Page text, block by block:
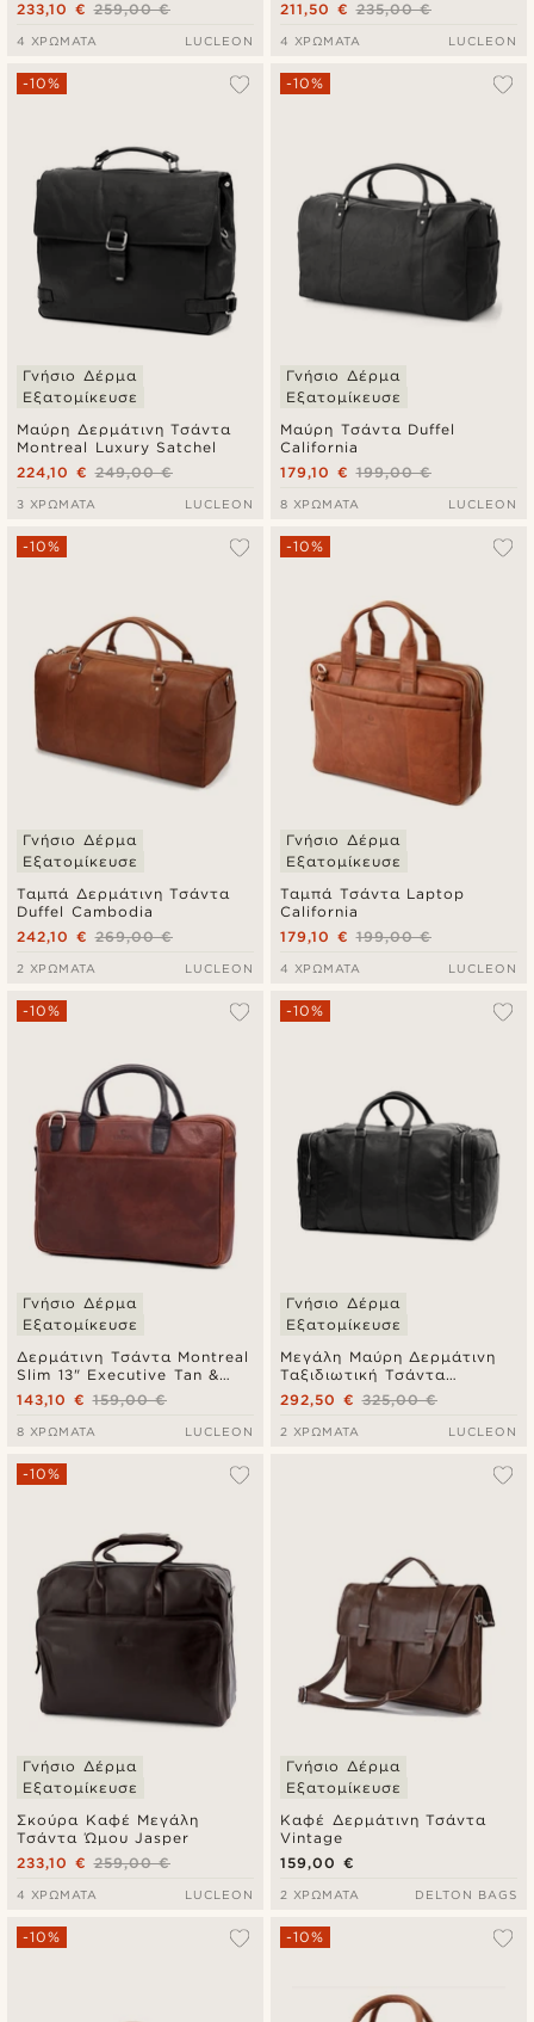
259,00 €
233,10 €
4 ΧΡΏΜΑΤΑ LUCLEON
235,00 €
211,50 €
4 ΧΡΏΜΑΤΑ LUCLEON
Μαύρη Δερμάτινη Τσάντα
Montreal Luxury Satchel
-10%
Γνήσιο Δέρμα
Εξατομίκευσε
249,00 €
224,10 €
3 ΧΡΏΜΑΤΑ LUCLEON
Μαύρη Τσάντα Duffel
California
-10%
Γνήσιο Δέρμα
Εξατομίκευσε
199,00 €
179,10 €
8 ΧΡΏΜΑΤΑ LUCLEON
Ταμπά Δερμάτινη Τσάντα
Duffel Cambodia
-10%
Γνήσιο Δέρμα
Εξατομίκευσε
269,00 €
242,10 €
2 ΧΡΏΜΑΤΑ LUCLEON
Ταμπά Τσάντα Laptop
California
-10%
Γνήσιο Δέρμα
Εξατομίκευσε
199,00 €
179,10 €
4 ΧΡΏΜΑΤΑ LUCLEON
Δερμάτινη Τσάντα Montreal
Slim 13" Executive Tan &
Black
-10%
Γνήσιο Δέρμα
Εξατομίκευσε
159,00 €
143,10 €
8 ΧΡΏΜΑΤΑ LUCLEON
Μεγάλη Μαύρη Δερμάτινη
Ταξιδιωτική Τσάντα
Montreal Weekender
-10%
Γνήσιο Δέρμα
Εξατομίκευσε
325,00 €
292,50 €
2 ΧΡΏΜΑΤΑ LUCLEON
Σκούρα Καφέ Μεγάλη
Τσάντα Ώμου Jasper
-10%
Γνήσιο Δέρμα
Εξατομίκευσε
259,00 €
233,10 €
4 ΧΡΏΜΑΤΑ LUCLEON
Καφέ Δερμάτινη Τσάντα
Vintage
Γνήσιο Δέρμα
Εξατομίκευσε
159,00 €
2 ΧΡΏΜΑΤΑ DELTON BAGS
-10% -10%